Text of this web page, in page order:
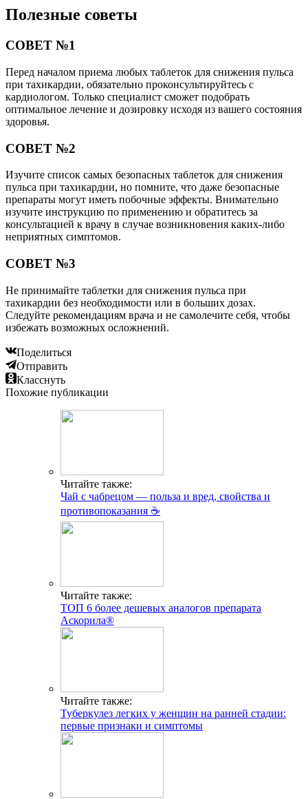
Полезные советы
СОВЕТ №1
Перед началом приема любых таблеток для снижения пульса
при тахикардии, обязательно проконсультируйтесь с
кардиологом. Только специалист сможет подобрать
оптимальное лечение и дозировку исходя из вашего состояния
здоровья.
СОВЕТ №2
Изучите список самых безопасных таблеток для снижения
пульса при тахикардии, но помните, что даже безопасные
препараты могут иметь побочные эффекты. Внимательно
изучите инструкцию по применению и обратитесь за
консультацией к врачу в случае возникновения каких-либо
неприятных симптомов.
СОВЕТ №3
Не принимайте таблетки для снижения пульса при
тахикардии без необходимости или в больших дозах.
Следуйте рекомендациям врача и не самолечите себя, чтобы
избежать возможных осложнений.
Поделиться
Отправить
Класснуть
Похожие публикации
Читайте также:
Чай с чабрецом — польза и вред, свойства и
противопоказания ☕
Читайте также:
ТОП 6 более дешевых аналогов препарата
Аскорила®
Читайте также:
Туберкулез легких у женщин на ранней стадии:
первые признаки и симптомы